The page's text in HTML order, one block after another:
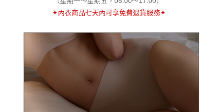
５．嚴禁一人註冊多個帳號或使用他人資訊註冊。若發現惡意使用之情形，
恩沛科技股份有限公司將有權停止該用戶之使用額度並採取法律行動。
✦內衣商品七天內可享免費退貨服務✦